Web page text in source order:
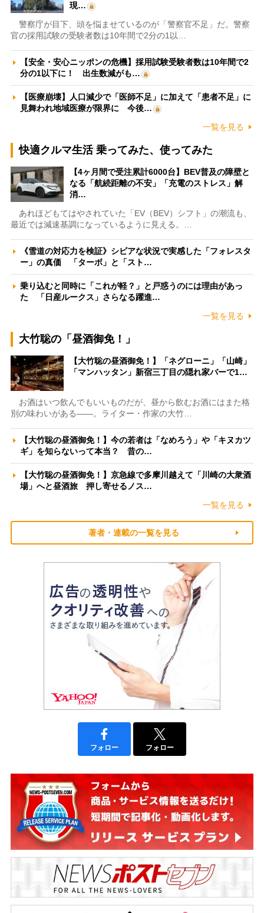
現…
警察庁が目下、頭を悩ませているのが「警察官不足」だ。警察
官の採用試験の受験者数は10年間で2分の1以…
【安全・安心ニッポンの危機】採用試験受験者数は10年間で2
分の1以下に！ 出生数減がも…
【医療崩壊】人口減少で「医師不足」に加えて「患者不足」に
見舞われ地域医療が限界に 今後…
一覧を見る
快適クルマ生活 乗ってみた、使ってみた
【4ヶ月間で受注累計6000台】BEV普及の障壁と
なる「航続距離の不安」「充電のストレス」解
消…
あれほどもてはやされていた「EV（BEV）シフト」の潮流も、
最近では減速基調になっているように見える。…
《雪道の対応力を検証》シビアな状況で実感した「フォレスタ
ー」の真価 「ターボ」と「スト…
乗り込むと同時に「これが軽？」と戸惑うのには理由があっ
た 「日産ルークス」さらなる躍進…
一覧を見る
大竹聡の「昼酒御免！」
【大竹聡の昼酒御免！】「ネグローニ」「山崎」
「マンハッタン」新宿三丁目の隠れ家バーで1…
お酒はいつ飲んでもいいものだが、昼から飲むお酒にはまた格
別の味わいがある――。ライター・作家の大竹…
【大竹聡の昼酒御免！】今の若者は「なめろう」や「キヌカツ
ギ」を知らないって本当？ 昔の…
【大竹聡の昼酒御免！】京急線で多摩川越えて「川崎の大衆酒
場」へと昼酒旅 押し寄せるノス…
一覧を見る
著者・連載の一覧を見る
フォロー フォロー